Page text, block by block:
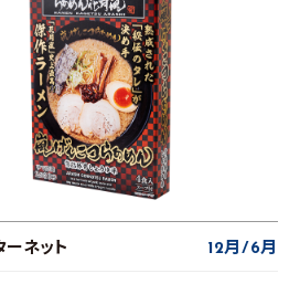
ーネット 12月 6月